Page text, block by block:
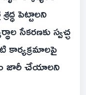
పెట్టాలని
సేకరణకు స్వచ్ఛ
కార్యక్రమాలపై
జారీ చేయాలని